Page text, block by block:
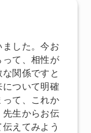
した。今お
て、相性が
関係ですと
ついて明確
て、これか
先生からお伝
えてみよう